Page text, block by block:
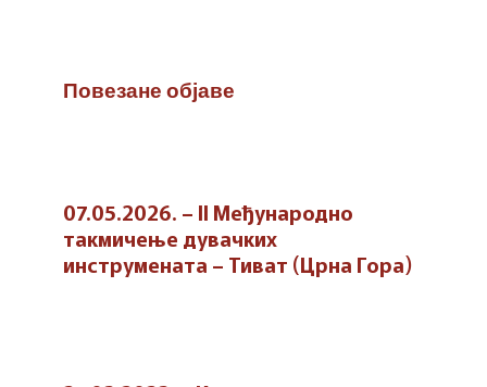
Повезане објаве
07.05.2026. – II Међународно
такмичење дувачких
инструмената – Тиват (Црна Гора)